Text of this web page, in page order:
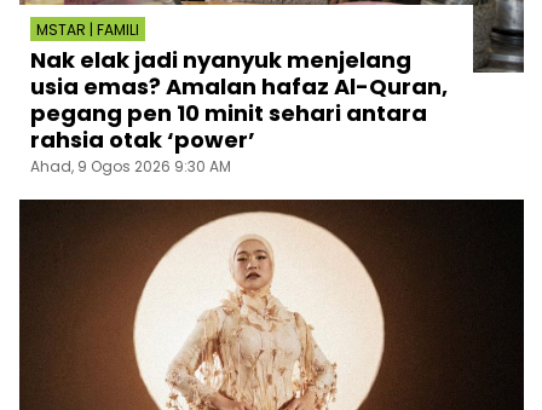
MSTAR | FAMILI
Nak elak jadi nyanyuk menjelang
usia emas? Amalan hafaz Al-Quran,
pegang pen 10 minit sehari antara
rahsia otak ‘power’
Ahad, 9 Ogos 2026 9:30 AM